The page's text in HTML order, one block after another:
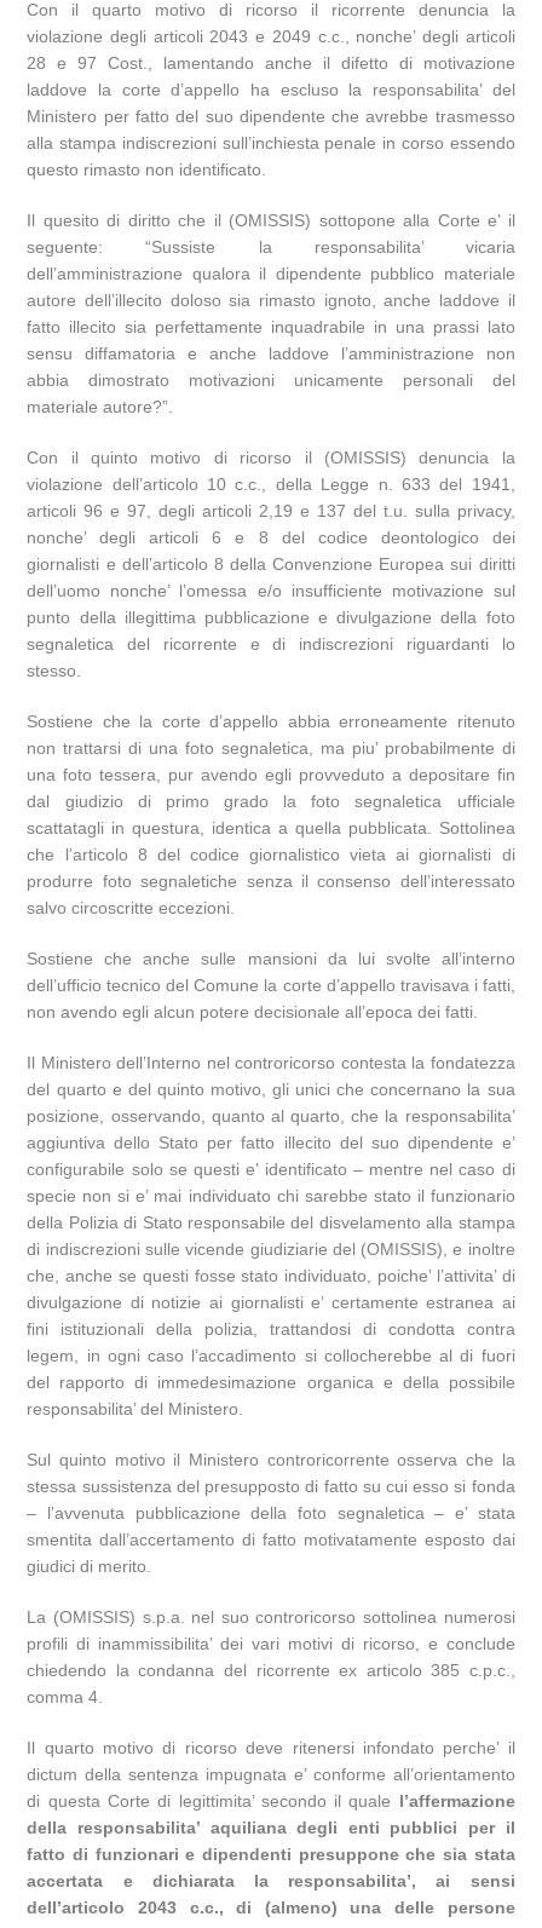
Con il quarto motivo di ricorso il ricorrente denuncia la
violazione degli articoli 2043 e 2049 c.c., nonche’ degli articoli
28 e 97 Cost., lamentando anche il difetto di motivazione
laddove la corte d’appello ha escluso la responsabilita’ del
Ministero per fatto del suo dipendente che avrebbe trasmesso
alla stampa indiscrezioni sull’inchiesta penale in corso essendo
questo rimasto non identificato.
Il quesito di diritto che il (OMISSIS) sottopone alla Corte e’ il
seguente: “Sussiste la responsabilita’ vicaria
dell’amministrazione qualora il dipendente pubblico materiale
autore dell’illecito doloso sia rimasto ignoto, anche laddove il
fatto illecito sia perfettamente inquadrabile in una prassi lato
sensu diffamatoria e anche laddove l’amministrazione non
abbia dimostrato motivazioni unicamente personali del
materiale autore?”.
Con il quinto motivo di ricorso il (OMISSIS) denuncia la
violazione dell’articolo 10 c.c., della Legge n. 633 del 1941,
articoli 96 e 97, degli articoli 2,19 e 137 del t.u. sulla privacy,
nonche’ degli articoli 6 e 8 del codice deontologico dei
giornalisti e dell’articolo 8 della Convenzione Europea sui diritti
dell’uomo nonche’ l’omessa e/o insufficiente motivazione sul
punto della illegittima pubblicazione e divulgazione della foto
segnaletica del ricorrente e di indiscrezioni riguardanti lo
stesso.
Sostiene che la corte d’appello abbia erroneamente ritenuto
non trattarsi di una foto segnaletica, ma piu’ probabilmente di
una foto tessera, pur avendo egli provveduto a depositare fin
dal giudizio di primo grado la foto segnaletica ufficiale
scattatagli in questura, identica a quella pubblicata. Sottolinea
che l’articolo 8 del codice giornalistico vieta ai giornalisti di
produrre foto segnaletiche senza il consenso dell’interessato
salvo circoscritte eccezioni.
Sostiene che anche sulle mansioni da lui svolte all’interno
dell’ufficio tecnico del Comune la corte d’appello travisava i fatti,
non avendo egli alcun potere decisionale all’epoca dei fatti.
Il Ministero dell’Interno nel controricorso contesta la fondatezza
del quarto e del quinto motivo, gli unici che concernano la sua
posizione, osservando, quanto al quarto, che la responsabilita’
aggiuntiva dello Stato per fatto illecito del suo dipendente e’
configurabile solo se questi e’ identificato – mentre nel caso di
specie non si e’ mai individuato chi sarebbe stato il funzionario
della Polizia di Stato responsabile del disvelamento alla stampa
di indiscrezioni sulle vicende giudiziarie del (OMISSIS), e inoltre
che, anche se questi fosse stato individuato, poiche’ l’attivita’ di
divulgazione di notizie ai giornalisti e’ certamente estranea ai
fini istituzionali della polizia, trattandosi di condotta contra
legem, in ogni caso l’accadimento si collocherebbe al di fuori
del rapporto di immedesimazione organica e della possibile
responsabilita’ del Ministero.
Sul quinto motivo il Ministero controricorrente osserva che la
stessa sussistenza del presupposto di fatto su cui esso si fonda
– l’avvenuta pubblicazione della foto segnaletica – e’ stata
smentita dall’accertamento di fatto motivatamente esposto dai
giudici di merito.
La (OMISSIS) s.p.a. nel suo controricorso sottolinea numerosi
profili di inammissibilita’ dei vari motivi di ricorso, e conclude
chiedendo la condanna del ricorrente ex articolo 385 c.p.c.,
comma 4.
Il quarto motivo di ricorso deve ritenersi infondato perche’ il
dictum della sentenza impugnata e’ conforme all’orientamento
di questa Corte di legittimita’ secondo il quale l’affermazione
della responsabilita’ aquiliana degli enti pubblici per il
fatto di funzionari e dipendenti presuppone che sia stata
accertata e dichiarata la responsabilita’, ai sensi
dell’articolo 2043 c.c., di (almeno) una delle persone